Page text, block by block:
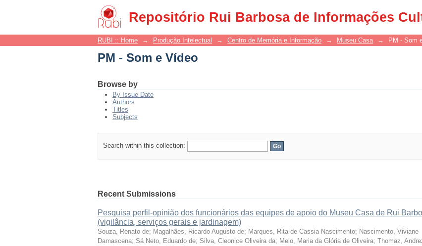
Repositório Rui Barbosa de Informações
PM - Som e Vídeo
RUBI :: Home → Produção Intelectual → Centro de Memória e Informação → Museu Casa → PM - Som
PM - Som e Vídeo
Browse by
By Issue Date
Authors
Titles
Subjects
Search within this collection:
Recent Submissions
Pesquisa perfil-opinião dos funcionários das equipes de apoio do Museu Casa de Rui
(vigilância, serviços gerais e jardinagem)
Souza, Renato de; Magalhães, Ricardo Augusto de; Marques, Rita de Cassia Nascimento; Nascimento, Viviane
Damascena; Sá Neto, Eduardo de; Silva, Cleonice Oliveira da; Melo, Maria da Glória de Oliveira; Thomaz,